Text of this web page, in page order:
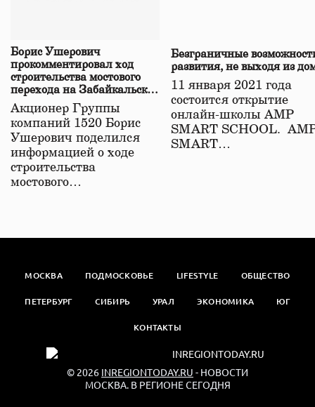
Борис Ушерович
прокомментировал ход
строительства мостового
перехода на Забайкальской
железной дороге
Акционер Группы
компаний 1520 Борис
Ушерович поделился
информацией о ходе
строительства
мостового…
Безграничные
развития, не выходя из
11 января 2021 года
состоится открытие
онлайн-школы АМР
SMART SCHOOL.
SMART…
МОСКВА ПОДМОСКОВЬЕ LIFESTYLE ОБЩЕСТВО
ПЕТЕРБУРГ СИБИРЬ УРАЛ ЭКОНОМИКА ЮГ
КОНТАКТЫ
© 2026 INREGIONTODAY.RU - НОВОСТИ
МОСКВА. В РЕГИОНЕ СЕГОДНЯ